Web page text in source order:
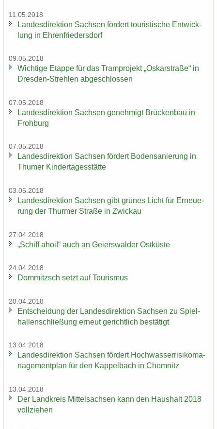
11.05.2018
Lan­des­di­rek­ti­on Sach­sen för­dert tou­ris­ti­sche Ent­wick­
lung in Eh­ren­frie­ders­dorf
09.05.2018
Wich­ti­ge Etap­pe für das Tram­pro­jekt „Os­kar­stra­ße“ in
Dresden-​Strehlen ab­ge­schlos­sen
07.05.2018
Lan­des­di­rek­ti­on Sach­sen ge­neh­migt Brü­cken­bau in
Froh­burg
07.05.2018
Lan­des­di­rek­ti­on Sach­sen för­dert Bo­den­sa­nie­rung in
Thu­mer Kin­der­ta­ges­stät­te
03.05.2018
Lan­des­di­rek­ti­on Sach­sen gibt grü­nes Licht für Er­neue­
rung der Thur­mer Stra­ße in Zwi­ckau
27.04.2018
„Schiff ahoi!“ auch an Gei­ers­wal­der Ost­küs­te
24.04.2018
Dom­mitzsch setzt auf Tou­ris­mus
20.04.2018
Ent­schei­dung der Lan­des­di­rek­ti­on Sach­sen zu Spiel­
hal­len­schlie­ßung er­neut ge­richt­lich be­stä­tigt
13.04.2018
Lan­des­di­rek­ti­on Sach­sen för­dert Hoch­was­ser­ri­si­ko­ma­
nage­ment­plan für den Kap­pel­bach in Chem­nitz
13.04.2018
Der Land­kreis Mit­tel­sach­sen kann den Haus­halt 2018
voll­zie­hen